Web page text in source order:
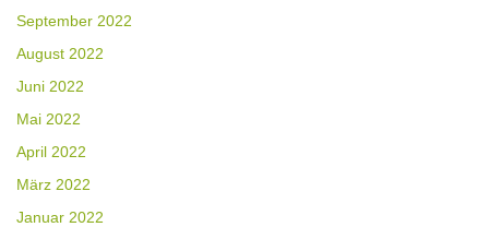
September 2022
August 2022
Juni 2022
Mai 2022
April 2022
März 2022
Januar 2022